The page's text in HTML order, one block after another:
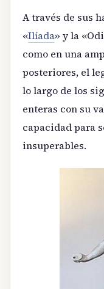
A través de sus
«Ilíada» y la
como en una
posteriores, el
lo largo de los
enteras con su
capacidad para
insuperables.